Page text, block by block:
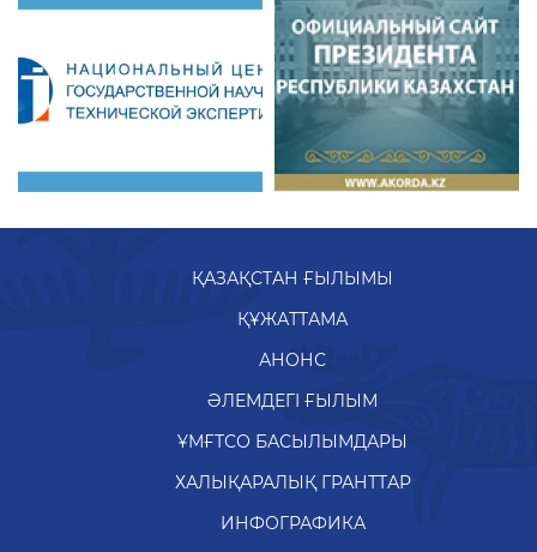
ҚАЗАҚСТАН ҒЫЛЫМЫ
ҚҰЖАТТАМА
АНОНС
ӘЛЕМДЕГІ ҒЫЛЫМ
ҰМҒТСО БАСЫЛЫМДАРЫ
ХАЛЫҚАРАЛЫҚ ГРАНТТАР
ИНФОГРАФИКА